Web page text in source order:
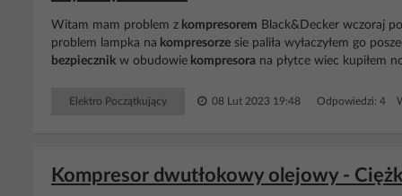
Witam mam problem z kompresorem Black&Decker wczoraj
problem lampka na kompresorze sie paliła wyłaczyłem go
bezpiecznik w obudowie kompresora na płytce wiec kupiłem
Elektro Początkujący 08 Lut 2023 19:48 Odpowiedzi: 4
Kompresor dwutłokowy olejowy -